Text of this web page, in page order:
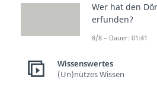
Deutschland.
stehen unter
verschiedenen
Wer hat den
erfunden?
8/8 – Dauer: 01:41
Wissenswertes
(Un)nützes Wissen